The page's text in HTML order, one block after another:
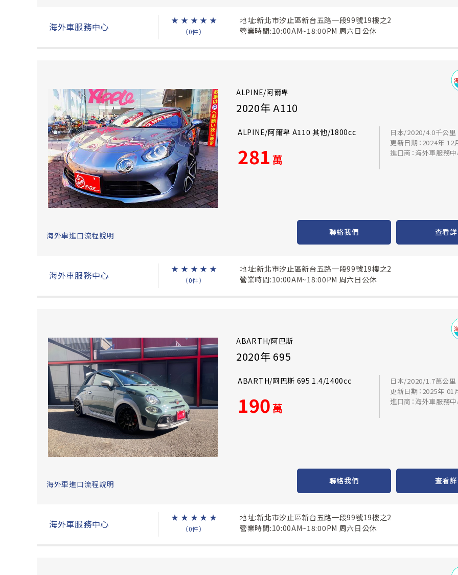
海外車服務中心
★ ★ ★ ★ ★
（0件）
地址:新北市汐止區新台五路一段99號19樓之2
營業時間:10:00AM~18:00PM 周六日公休
ALPINE/阿爾卑
2020年 A110
ALPINE/阿爾卑 A110 其他/1800cc
281 萬
日本/2020/4.0千公里
更新日期：2024年 12
進口商：海外車服務
海外車進口流程說明 聯絡我們 查看
海外車服務中心
★ ★ ★ ★ ★
（0件）
地址:新北市汐止區新台五路一段99號19樓之2
營業時間:10:00AM~18:00PM 周六日公休
ABARTH/阿巴斯
2020年 695
ABARTH/阿巴斯 695 1.4/1400cc
190萬
日本/2020/1.7萬公里
更新日期：2025年 01
進口商：海外車服務
海外車進口流程說明 聯絡我們 查看
海外車服務中心
★ ★ ★ ★ ★
（0件）
地址:新北市汐止區新台五路一段99號19樓之2
營業時間:10:00AM~18:00PM 周六日公休